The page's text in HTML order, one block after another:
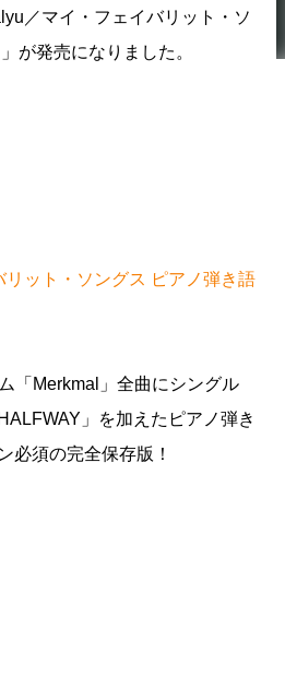
／マイ・フェイバリット・ソ
が発売になりました。
ット・ソングス ピアノ弾き語
「Merkmal」全曲にシングル
」を加えたピアノ弾き
必須の完全保存版！